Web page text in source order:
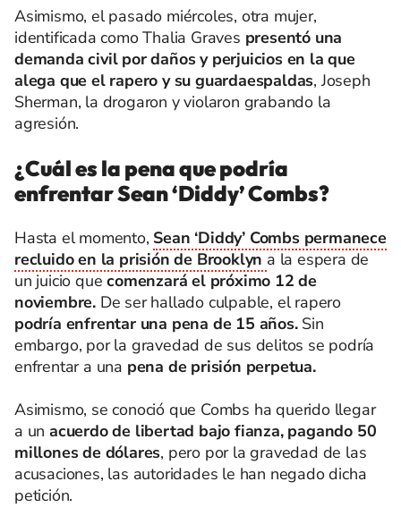
Asimismo, el pasado miércoles, otra mujer,
identificada como Thalia Graves presentó una
demanda civil por daños y perjuicios en la que
alega que el rapero y su guardaespaldas, Joseph
Sherman, la drogaron y violaron grabando la
agresión.
¿Cuál es la pena que podría
enfrentar Sean ‘Diddy’ Combs?
Hasta el momento, Sean ‘Diddy’ Combs permanece
recluido en la prisión de Brooklyn a la espera de
un juicio quecomenzará el próximo 12 de
noviembre. De ser hallado culpable, el rapero
podría enfrentar una pena de 15 años. Sin
embargo, por la gravedad de sus delitos se podría
enfrentar a una pena de prisión perpetua.
Asimismo, se conoció que Combs ha querido llegar
a un acuerdo de libertad bajo fianza, pagando 50
millones de dólares, pero por la gravedad de las
acusaciones, las autoridades le han negado dicha
petición.